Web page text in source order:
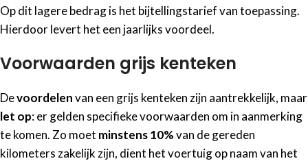
Op dit lagere bedrag is het bijtellingstarief van toepassing.
Hierdoor levert het een jaarlijks voordeel.
Voorwaarden grijs kenteken
Devoordelenvan een grijs kenteken zijn aantrekkelijk, maar
let op: er gelden specifieke voorwaarden om in aanmerking
te komen. Zo moet minstens 10%van de gereden
kilometers zakelijk zijn, dient het voertuig op naam van het